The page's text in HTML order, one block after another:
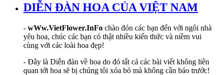
DIỄN ĐÀN HOA CỦA VIỆT NAM
- wWw.VietFlower.InFo chào đón các bạn đến với ngôi nhà
yêu hoa, chúc các bạn có thật nhiều kiến thức và niềm vui
cùng với các loài hoa đẹp!
- Đây là Diễn đàn về hoa do đó tất cả các bài viết không liên
quan tới hoa sẽ bị chúng tôi xóa bỏ mà không cần báo trước!